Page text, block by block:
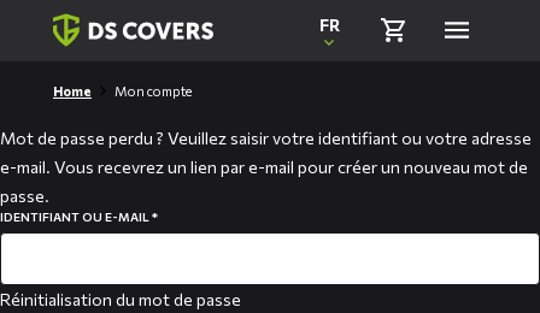
Skiplinks
FR
Home Mon compte
Mot de passe perdu ? Veuillez saisir votre identifiant ou votre adresse
e-mail. Vous recevrez un lien par e-mail pour créer un nouveau mot de
passe.
IDENTIFIANT OU E-MAIL *
OBLIGATOIRE
Réinitialisation du mot de passe